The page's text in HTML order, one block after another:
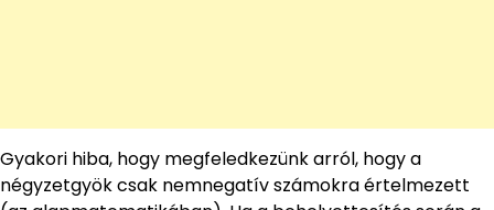
Gyakori hiba, hogy megfeledkezünk arról, hogy a
négyzetgyök csak nemnegatív számokra értelmezett